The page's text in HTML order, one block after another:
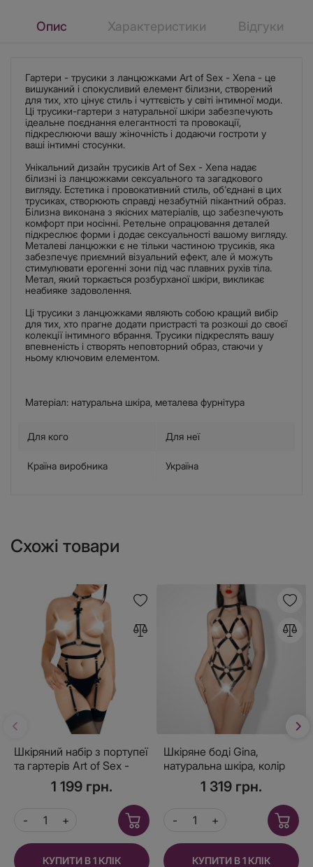
Опис Характеристики Відгуки
Гартери - трусики з ланцюжками Art of Sex - Xena - це
вишуканий і спокусливий елемент білизни, створений
для тих, хто цінує стиль і чуттєвість у світі інтимної моди.
Ці трусики-гартери з натуральної шкіри забезпечують
ідеальне поєднання елегантності та провокації,
підкреслюючи вашу жіночність і додаючи гостроти у
ваші інтимні стосунки.
Унікальний дизайн трусиків Art of Sex - Xena надає
білизні із ланцюжками сексуального та загадкового
вигляду. Естетика і провокативний стиль, об'єднані в цих
трусиках, створюють справді незабутній пікантний образ.
Білизна виконана з якісних матеріалів, що забезпечують
комфорт при носінні. Ретельне опрацювання деталей
підкреслює форми і додає сексуальності вашому вигляду.
Металеві ланцюжки є не тільки частиною трусиків, яка
забезпечує приємний візуальний ефект, але й можуть
стимулювати ерогенні зони під час плавних рухів тіла.
Метал, який торкається розбурханої шкіри, викликає
неабияке задоволення.
Ці трусики з ланцюжками являють собою кращий вибір
для тих, хто прагне додати пристрасті та розкоші до своєї
колекції інтимного вбрання. Трусики підкреслять вашу
впевненість і створять неповторний образ, стаючи у
ньому ключовим елементом.
Матеріал: натуральна шкіра, металева фурнітура
Для кого Для неї
Країна виробника Україна
Схожі товари
Шкіряний набір з портупеї
та гартерів Art of Sex -
Venecia, розмір XS-2XL,
колір Чорний1 199 грн.
КУПИТИ В 1 КЛІК
Шкіряне боді Gina,
натуральна шкіра, колір
чорний, розмір L-2XL
1 319 грн.
КУПИТИ В 1 КЛІК